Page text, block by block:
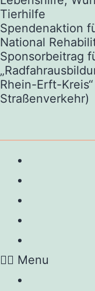
Tierhilfe
Spendenaktion
National
Sponsorbeitrag
Rhein-Erft-
Straßenverkehr)
Menu